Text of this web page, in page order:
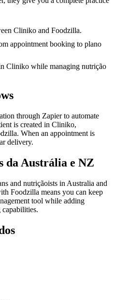
Cliniko and Foodzilla.
appointment booking to plano
Cliniko while managing nutrição
through Zapier to automate
is created in Cliniko,
When an appointment is
delivery.
da Austrália e NZ
and nutriçãoists in Australia and
Foodzilla means you can keep
tool while adding